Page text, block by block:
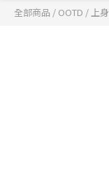
全部商品 / OOTD /上身